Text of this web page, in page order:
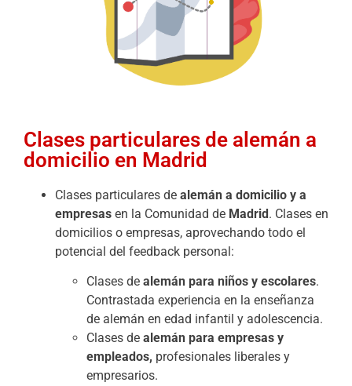
Clases particulares de alemán a
domicilio en Madrid
Clases particulares de alemán a domicilio y a
empresas en la Comunidad de Madrid. Clases en
domicilios o empresas, aprovechando todo el
potencial del feedback personal:
Clases de alemán para niños y escolares.
Contrastada experiencia en la enseñanza
de alemán en edad infantil y adolescencia.
Clases de alemán para empresas y
empleados, profesionales liberales y
empresarios.